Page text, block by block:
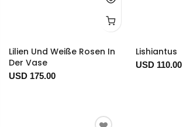
Lilien Und Weiße Rosen In
Der Vase
USD 175.00
Lishiantus
USD 110.00